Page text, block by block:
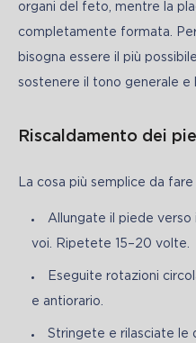
organi del feto, mentre la
completamente formata.
bisogna essere il più
sostenere il tono generale e
Riscaldamento dei
La cosa più semplice da
Allungate il piede verso
voi. Ripetete 15–20 volte.
Eseguite rotazioni
e antiorario.
Stringete e rilasciate le